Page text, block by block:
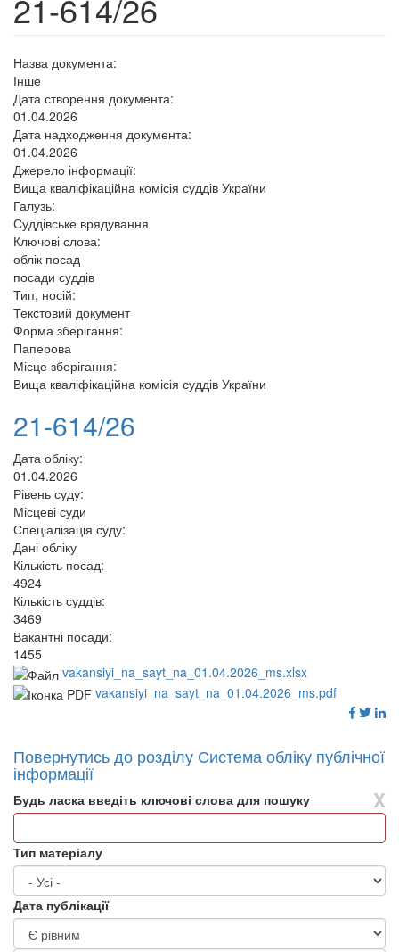
21-614/26
Назва документа:
Інше
Дата створення документа:
01.04.2026
Дата надходження документа:
01.04.2026
Джерело інформації:
Вища кваліфікаційна комісія суддів України
Галузь:
Суддівське врядування
Ключові слова:
облік посад
посади суддів
Тип, носій:
Текстовий документ
Форма зберігання:
Паперова
Місце зберігання:
Вища кваліфікаційна комісія суддів України
21-614/26
Дата обліку:
01.04.2026
Рівень суду:
Місцеві суди
Спеціалізація суду:
Дані обліку
Кількість посад:
4924
Кількість суддів:
3469
Вакантні посади:
1455
vakansiyi_na_sayt_na_01.04.2026_ms.xlsx
vakansiyi_na_sayt_na_01.04.2026_ms.pdf
Повернутись до розділу Система обліку публічної
інформації
X
Будь ласка введіть ключові слова для пошуку
Тип матеріалу
Дата публікації